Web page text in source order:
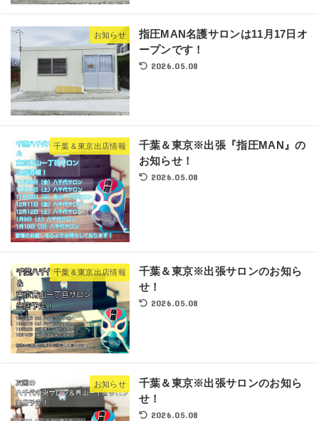
お知らせ
指圧MAN名護サロンは11月17日オ
ープンです！
2026.05.08
千葉＆東京出店情報
千葉＆東京※出張『指圧MAN』の
お知らせ！
2026.05.08
千葉＆東京出店情報
千葉＆東京※出張サロンのお知ら
せ！
2026.05.08
お知らせ
千葉＆東京※出張サロンのお知ら
せ！
2026.05.08